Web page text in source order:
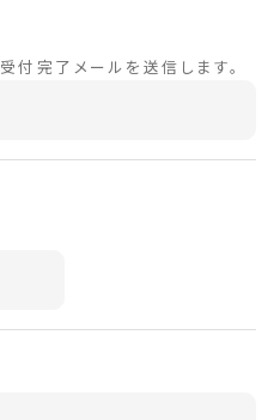
付完了メールを送信します。